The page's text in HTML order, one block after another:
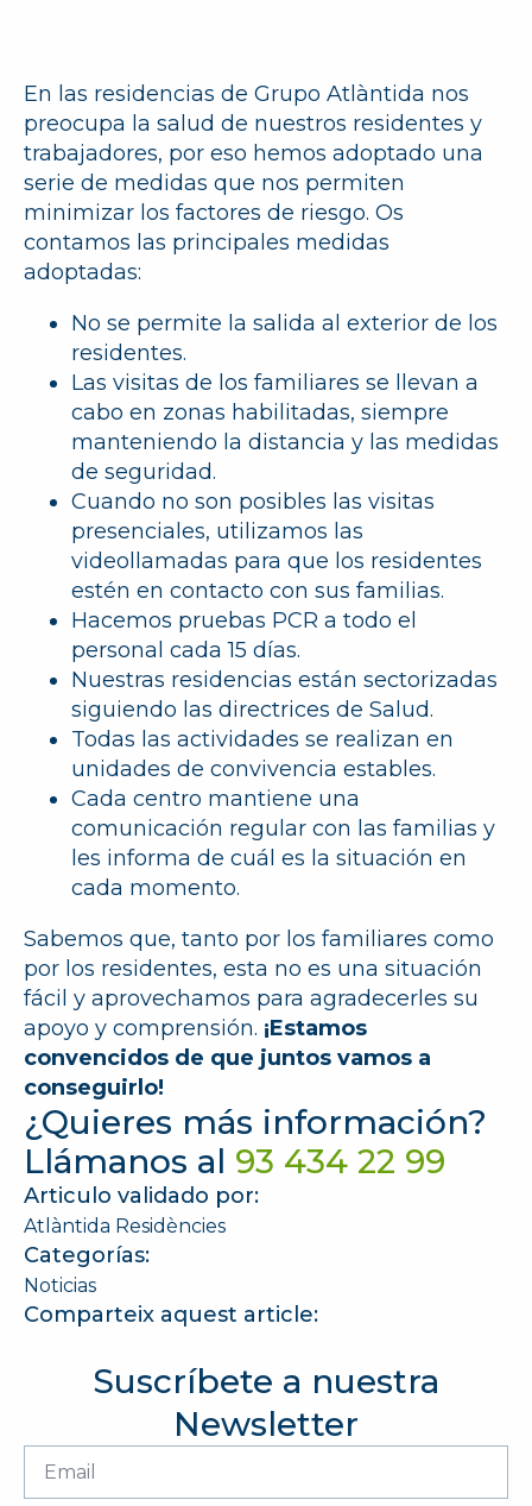
En las residencias de Grupo Atlàntida nos
preocupa la salud de nuestros residentes y
trabajadores, por eso hemos adoptado una
serie de medidas que nos permiten
minimizar los factores de riesgo. Os
contamos las principales medidas
adoptadas:
No se permite la salida al exterior de los
residentes.
Las visitas de los familiares se llevan a
cabo en zonas habilitadas, siempre
manteniendo la distancia y las medidas
de seguridad.
Cuando no son posibles las visitas
presenciales, utilizamos las
videollamadas para que los residentes
estén en contacto con sus familias.
Hacemos pruebas PCR a todo el
personal cada 15 días.
Nuestras residencias están sectorizadas
siguiendo las directrices de Salud.
Todas las actividades se realizan en
unidades de convivencia estables.
Cada centro mantiene una
comunicación regular con las familias y
les informa de cuál es la situación en
cada momento.
Sabemos que, tanto por los familiares como
por los residentes, esta no es una situación
fácil y aprovechamos para agradecerles su
apoyo y comprensión. ¡Estamos
convencidos de que juntos vamos a
conseguirlo!
¿Quieres más información?
Llámanos al 93 434 22 99
Articulo validado por:
Atlàntida Residències
Categorías:
Noticias
Comparteix aquest article:
Suscríbete a nuestra
Newsletter
Email